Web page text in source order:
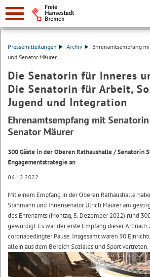
Suche:
Pressemitteilungen Archiv
Ehrenamtsempfang
und Senator Mäurer
Die Senatorin für Inneres
Die Senatorin für Arbeit,
Jugend und Integration
Ehrenamtsempfang mit
Senator Mäurer
300 Gäste in der Oberen Rathaushalle / Senatorin
Engagementstrategie an
06.12.2022
Mit einem Empfang in der Oberen Rathaushalle
Stahmann und Innensenator Ulrich Mäurer am
des Ehrenamts (Montag, 5. Dezember 2022) rund
gewürdigt. Es war der erste Empfang dieser Art nach
coronabedingter Pause. Insgesamt waren 90
allein aus dem Bereich Soziales und Sport vertreten.